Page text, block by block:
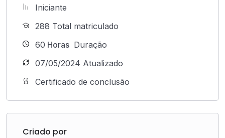
Iniciante
288 Total matriculado
60 Horas Duração
07/05/2024 Atualizado
Certificado de conclusão
Criado por